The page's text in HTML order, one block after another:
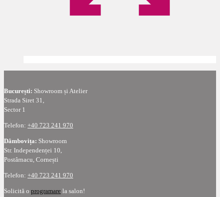
București: Showroom și Atelier
Strada Siret 31,
Sector 1
Telefon: +40 723 241 970
Dâmbovița: Showroom
Str. Independenței 10,
Postârnacu, Cornești
Telefon: +40 723 241 970
Solicită o programare la salon!